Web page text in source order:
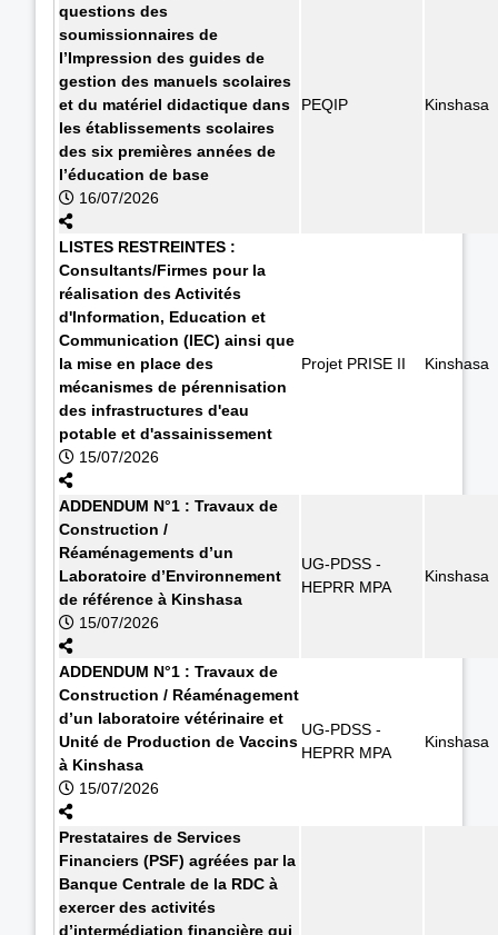
questions des
soumissionnaires de
l’Impression des guides de
gestion des manuels scolaires
et du matériel didactique dans
les établissements scolaires
des six premières années de
l’éducation de base
16/07/2026
PEQIP Kinshasa
LISTES RESTREINTES :
Consultants/Firmes pour la
réalisation des Activités
d'Information, Education et
Communication (IEC) ainsi que
la mise en place des
mécanismes de pérennisation
des infrastructures d'eau
potable et d'assainissement
15/07/2026
Projet PRISE II Kinshasa
ADDENDUM N°1 : Travaux de
Construction /
Réaménagements d’un
Laboratoire d’Environnement
de référence à Kinshasa
15/07/2026
UG-PDSS -
HEPRR MPA
Kinshasa
ADDENDUM N°1 : Travaux de
Construction / Réaménagement
d’un laboratoire vétérinaire et
Unité de Production de Vaccins
à Kinshasa
15/07/2026
UG-PDSS -
HEPRR MPA
Kinshasa
Prestataires de Services
Financiers (PSF) agréées par la
Banque Centrale de la RDC à
exercer des activités
d’intermédiation financière qui